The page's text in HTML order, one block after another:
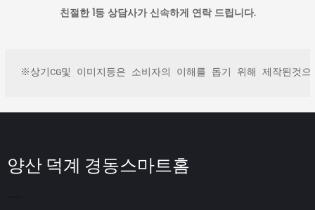
친절한1등 상담사가 신속하게 연락 드립니다.
※상기CG및 이미지등은 소비자의 이해를 돕기 위해 제작된것
양산 덕계 경동스마트홈